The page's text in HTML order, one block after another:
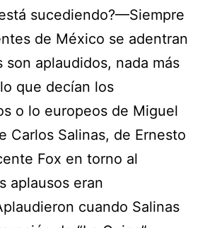
sucediendo?—Siempre
de México se adentran
son aplaudidos, nada más
que decían los
o lo europeos de Miguel
Carlos Salinas, de Ernesto
Fox en torno al
aplausos eran
cuando Salinas